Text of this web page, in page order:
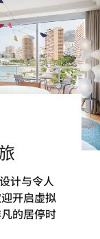
计与令人
开启虚拟
的居停时